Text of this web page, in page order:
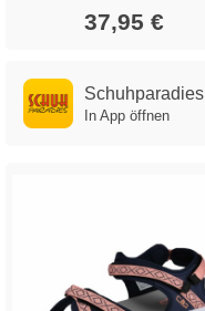
37,95 €
Schuhparadies
In App öffnen